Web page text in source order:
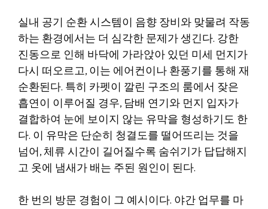
실내 공기 순환 시스템이 음향 장비와 맞물려 작동
하는 환경에서는 더 심각한 문제가 생긴다. 강한
진동으로 인해 바닥에 가라앉아 있던 미세 먼지가
다시 떠오르고, 이는 에어컨이나 환풍기를 통해 재
순환된다. 특히 카펫이 깔린 구조의 룸에서 잦은
흡연이 이루어질 경우, 담배 연기와 먼지 입자가
결합하여 눈에 보이지 않는 유막을 형성하기도 한
다. 이 유막은 단순히 청결도를 떨어뜨리는 것을
넘어, 체류 시간이 길어질수록 숨쉬기가 답답해지
고 옷에 냄새가 배는 주된 원인이 된다.
한 번의 방문 경험이 그 예시이다. 야간 업무를 마